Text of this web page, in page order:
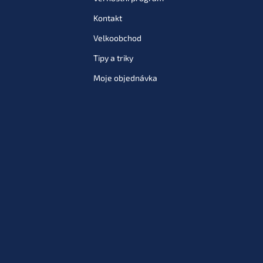
Kontakt
Velkoobchod
Tipy a triky
Moje objednávka